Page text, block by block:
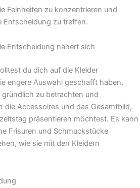
Feinheiten zu konzentrieren und
Entscheidung zu treffen.
Entscheidung nähert sich
du dich auf die Kleider
engere Auswahl geschafft haben.
zu betrachten und
die Accessoires und das Gesamtbild,
präsentieren möchtest. Es kann
Frisuren und Schmuckstücke
wie sie mit den Kleidern